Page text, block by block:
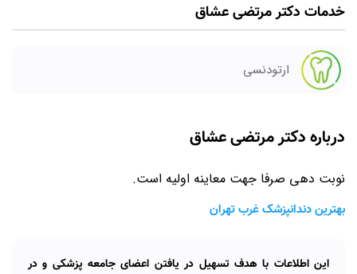
خدمات دکتر مرتضی عشاق
ارتودنسی
درباره دکتر مرتضی عشاق
نوبت دهی صرفا جهت معاینه اولیه است.
بهترین دندانپزشک غرب تهران
این اطلاعات با هدف تسهیل در یافتن اعضای جامعه پزشکی و در